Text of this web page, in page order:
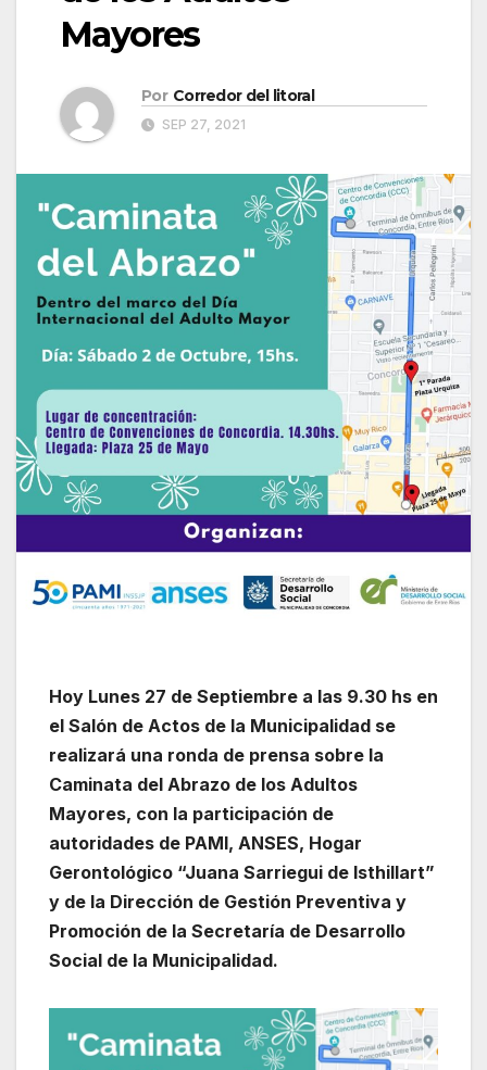
Mayores
Por Corredor del litoral
SEP 27, 2021
Hoy Lunes 27 de Septiembre a las 9.30 hs en
el Salón de Actos de la Municipalidad se
realizará una ronda de prensa sobre la
Caminata del Abrazo de los Adultos
Mayores, con la participación de
autoridades de PAMI, ANSES, Hogar
Gerontológico “Juana Sarriegui de Isthillart”
y de la Dirección de Gestión Preventiva y
Promoción de la Secretaría de Desarrollo
Social de la Municipalidad.